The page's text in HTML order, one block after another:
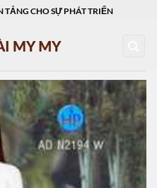
TẢNG CHO SỰ PHÁT TRIỂN